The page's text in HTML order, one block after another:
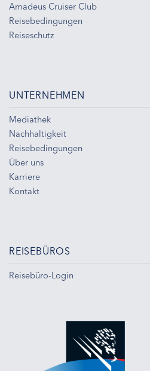
Amadeus Cruiser Club
Reisebedingungen
Reiseschutz
UNTERNEHMEN
Mediathek
Nachhaltigkeit
Reisebedingungen
Über uns
Karriere
Kontakt
REISEBÜROS
Reisebüro-Login